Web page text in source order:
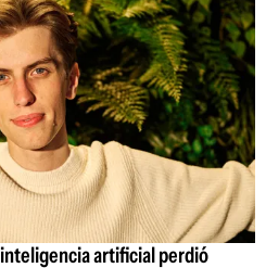
artificial perdió